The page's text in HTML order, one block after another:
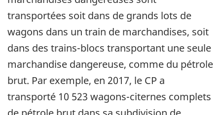
transportées soit dans de grands lots de
wagons dans un train de marchandises, soit
dans des trains-blocs transportant une seule
marchandise dangereuse, comme du pétrole
brut. Par exemple, en 2017, le CP a
transporté 10 523 wagons-citernes complets